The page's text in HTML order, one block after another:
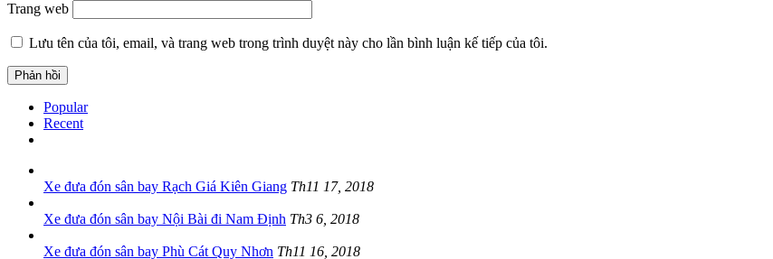
Trang web
Lưu tên của tôi, email, và trang web trong trình duyệt này cho lần bình luận kế tiếp của tôi.
Popular
Recent
Xe đưa đón sân bay Rạch Giá Kiên Giang Th11 17, 2018
Xe đưa đón sân bay Nội Bài đi Nam Định Th3 6, 2018
Xe đưa đón sân bay Phù Cát Quy Nhơn Th11 16, 2018